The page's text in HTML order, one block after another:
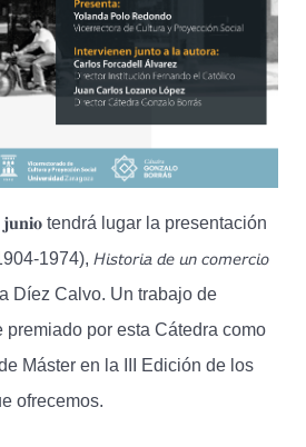
𝐣𝐮𝐧𝐢𝐨 tendrá lugar la presentación
1974), 𝘏𝘪𝘴𝘵𝘰𝘳𝘪𝘢 𝘥𝘦 𝘶𝘯 𝘤𝘰𝘮𝘦𝘳𝘤𝘪𝘰
Díez Calvo. Un trabajo de
premiado por esta Cátedra como
Máster en la III Edición de los
ofrecemos.